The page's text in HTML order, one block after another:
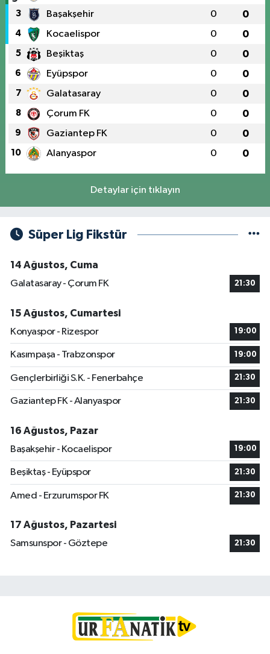
3 Başakşehir 0 0
4 Kocaelispor 0 0
5 Beşiktaş 0 0
6 Eyüpspor 0 0
7 Galatasaray 0 0
8 Çorum FK 0 0
9 Gaziantep FK 0 0
10 Alanyaspor 0 0
Detaylar için tıklayın
Süper Lig Fikstür
14 Ağustos, Cuma
Galatasaray - Çorum FK
21:30
15 Ağustos, Cumartesi
Konyaspor - Rizespor
19:00
Kasımpaşa - Trabzonspor 19:00
Gençlerbirliği S.K. - Fenerbahçe 21:30
Gaziantep FK - Alanyaspor 21:30
16 Ağustos, Pazar
Başakşehir - Kocaelispor
19:00
Beşiktaş - Eyüpspor 21:30
Amed - Erzurumspor FK 21:30
17 Ağustos, Pazartesi
Samsunspor - Göztepe
21:30